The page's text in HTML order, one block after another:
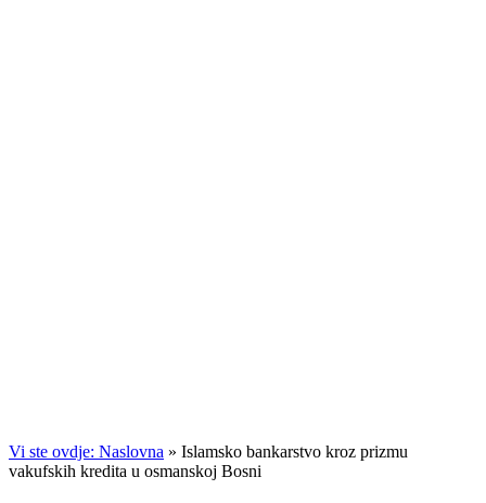
Vi ste ovdje: Naslovna » Islamsko bankarstvo kroz prizmu
vakufskih kredita u osmanskoj Bosni